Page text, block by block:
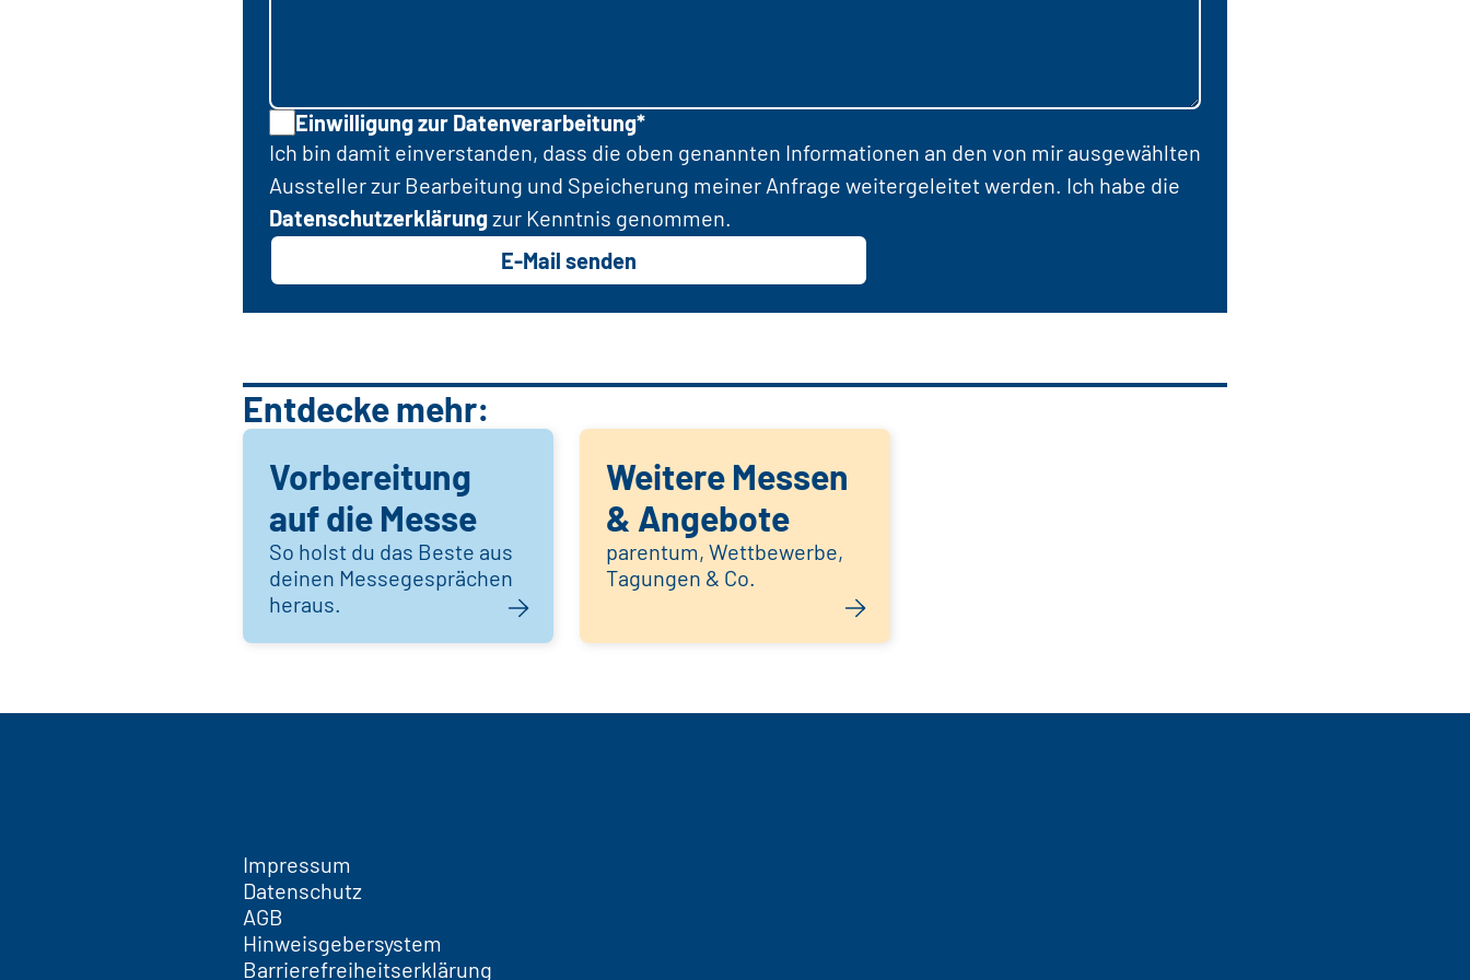
Einwilligung zur Datenverarbeitung*
Ich bin damit einverstanden, dass die oben genannten Informationen an den von mir ausgewählten
Aussteller zur Bearbeitung und Speicherung meiner Anfrage weitergeleitet werden. Ich habe die
Datenschutzerklärungzur Kenntnis genommen.
E-Mail senden
Entdecke mehr:
Vorbereitung
auf die Messe
So holst du das Beste aus
deinen Messegesprächen
heraus.
Weitere Messen
& Angebote
parentum, Wettbewerbe,
Tagungen & Co.
Impressum
Datenschutz
AGB
Hinweisgebersystem
Barrierefreiheitserklärung